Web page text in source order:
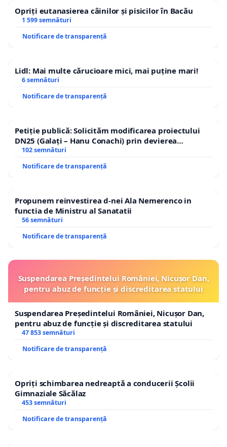
Opriți eutanasierea câinilor și pisicilor în Bacău
1 599 semnături
Notificare de transparență
Lidl: Mai multe cărucioare mici, mai puține mari!
6 semnături
Notificare de transparență
Petiție publică: Solicităm modificarea proiectului
DN25 (Galați – Hanu Conachi) prin devierea
traseului în afara localităților!
102 semnături
Notificare de transparență
Propunem reinvestirea d-nei Ala Nemerenco in
functia de Ministru al Sanatatii
56 semnături
Notificare de transparență
Suspendarea Președintelui României, Nicușor Dan,
pentru abuz de funcție și discreditarea statului
Suspendarea Președintelui României, Nicușor Dan,
pentru abuz de funcție și discreditarea statului
47 853 semnături
Notificare de transparență
Opriți schimbarea nedreaptă a conducerii Școlii
Gimnaziale Săcălaz
453 semnături
Notificare de transparență